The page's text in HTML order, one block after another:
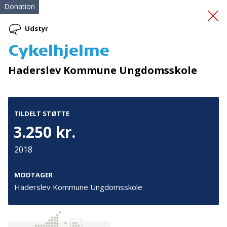
Træning af svært kronisk
Donation
Udstyr
Cykelhjelme
Haderslev Kommune Ungdomsskole
TILDELT STØTTE
3.250 kr.
2018
MODTAGER
Haderslev Kommune Ungdomsskole
Tilmeld nyhedsbrev
De seneste nyheder om TrygFondens og TryghedsGruppens
aktiviteter direkte i din indbakke.